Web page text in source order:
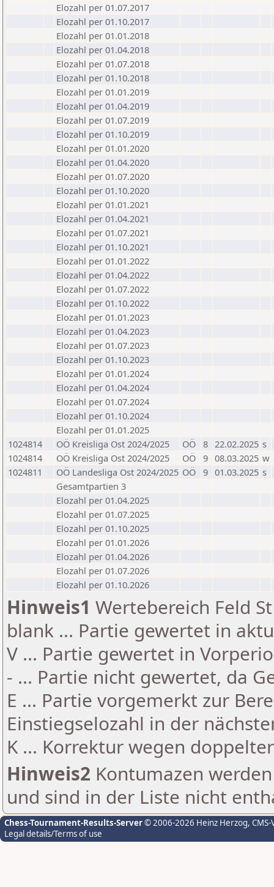
Elozahl per 01.07.2017
Elozahl per 01.10.2017
Elozahl per 01.01.2018
Elozahl per 01.04.2018
Elozahl per 01.07.2018
Elozahl per 01.10.2018
Elozahl per 01.01.2019
Elozahl per 01.04.2019
Elozahl per 01.07.2019
Elozahl per 01.10.2019
Elozahl per 01.01.2020
Elozahl per 01.04.2020
Elozahl per 01.07.2020
Elozahl per 01.10.2020
Elozahl per 01.01.2021
Elozahl per 01.04.2021
Elozahl per 01.07.2021
Elozahl per 01.10.2021
Elozahl per 01.01.2022
Elozahl per 01.04.2022
Elozahl per 01.07.2022
Elozahl per 01.10.2022
Elozahl per 01.01.2023
Elozahl per 01.04.2023
Elozahl per 01.07.2023
Elozahl per 01.10.2023
Elozahl per 01.01.2024
Elozahl per 01.04.2024
Elozahl per 01.07.2024
Elozahl per 01.10.2024
Elozahl per 01.01.2025
1024814
OÖ Kreisliga Ost 2024/2025 OÖ 8 22.02.2025 s
1024814
OÖ Kreisliga Ost 2024/2025 OÖ 9 08.03.2025 w
1024811
OÖ Landesliga Ost 2024/2025 OÖ 9 01.03.2025 s
Gesamtpartien 3
Elozahl per 01.04.2025
Elozahl per 01.07.2025
Elozahl per 01.10.2025
Elozahl per 01.01.2026
Elozahl per 01.04.2026
Elozahl per 01.07.2026
Elozahl per 01.10.2026
Hinweis1 Wertebereich Feld
blank ... Partie gewertet in
V ... Partie gewertet in
- ... Partie nicht gewertet, da
E ... Partie vorgemerkt zur
Einstiegselozahl in der
K ... Korrektur wegen
Hinweis2 Kontumazen
und sind in der Liste nicht
Chess-Tournament-Results-Server© 2006-2026 Heinz Herzog,
Legal details/Terms of use